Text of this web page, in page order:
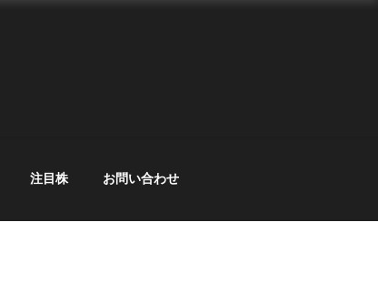
注目株 お問い合わせ